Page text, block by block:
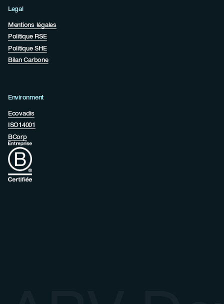
Legal
Mentions légales
Politique RSE
Politique SHE
Bilan Carbone
Environment
Ecovadis
ISO14001
BCorp